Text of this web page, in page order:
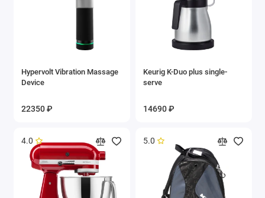
Hypervolt Vibration Massage
Device
22350 ₽
Keurig K-Duo plus single-
serve
14690 ₽
4.0 5.0